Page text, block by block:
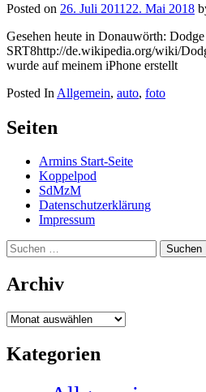
Posted on 26. Juli 2011 22. Mai 2018
Gesehen heute in Donauwörth:
SRT8http://de.wikipedia.org/wiki/
wurde auf meinem iPhone erstellt
Posted In Allgemein, auto, foto
Seiten
Armins Start-Seite
Koppelpod
SdMzM
Datenschutzerklärung
Impressum
Suchen
nach:
Archiv
Archiv
Kategorien